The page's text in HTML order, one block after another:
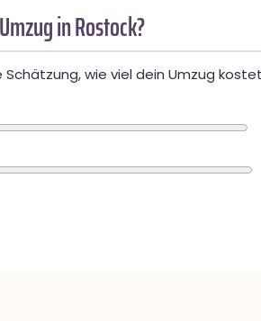
in Rostock?
wie viel dein Umzug